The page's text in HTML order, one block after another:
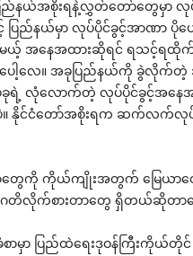
ြည်နယ်အစိုးရနဲ့လွှတ်‌တော်‌တွေမှာ
ြည်နယ်မှာ လုပ်ပိုင်ခွင့်အာဏာ ပို‌ပေ
းမယ့် အ‌နေအထားဆိုရင် ရသင့်ရ
ေါ့‌လေ။ အခုပြည်နယ်ကို ခွဲလိုက်တဲ့
ရဲ့ လုံ‌လောက်တဲ့ လုပ်ပိုင်ခွင့်အ‌နေ
ပဲ။ နိုင်ငံ‌တော်အစိုးရက ဆက်လက်လု
ာ‌တွေကို ကိုယ်ကျိုးအတွက် ‌မြေယာ‌တွ
လိုက်စားတာ‌တွေ ရှိတယ်ဆိုတာ‌တွေ‌
စာမှာ ပြည်ထဲ‌ရေးဒုဝန်ကြီးကိုယ်တို